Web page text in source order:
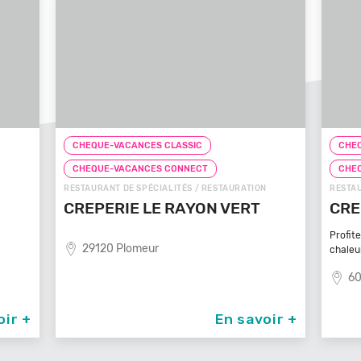
+
CHEQUE-VACANCES CLASSIC
CHEQUE-VACANCES CONNECT
RESTAURANT DE SPÉCIALITÉS / RESTAURATION
CREPE TOUCH BEAUVAIS
chaleureux et
En savoir +
FAST-